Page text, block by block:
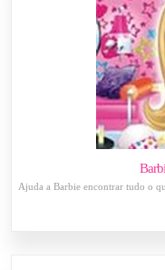
Ajuda a Barbie encontrar tudo o